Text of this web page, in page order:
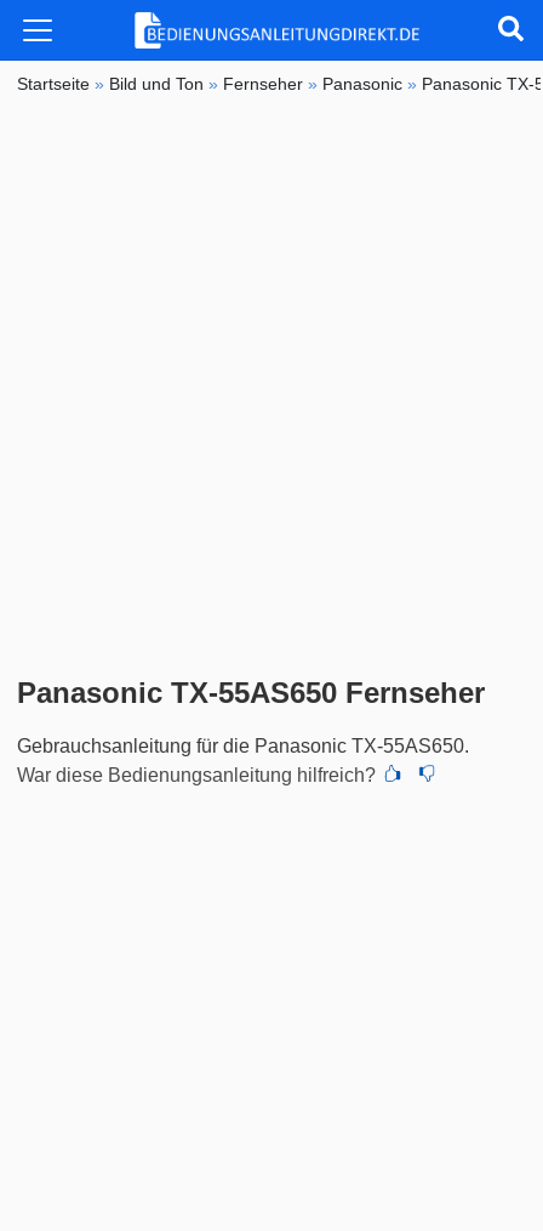
Startseite » Bild und Ton » Fernseher » Panasonic » Panasonic TX-
Panasonic TX-55AS650 Fernseher
Gebrauchsanleitung für die Panasonic TX-55AS650.
War diese Bedienungsanleitung hilfreich?